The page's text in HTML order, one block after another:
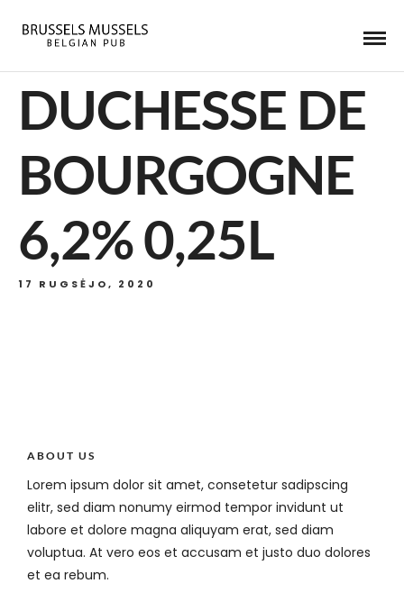
DUCHESSE DE
BOURGOGNE
6,2% 0,25L
17 RUGSĖJO, 2020
ABOUT US
Lorem ipsum dolor sit amet, consetetur sadipscing
elitr, sed diam nonumy eirmod tempor invidunt ut
labore et dolore magna aliquyam erat, sed diam
voluptua. At vero eos et accusam et justo duo dolores
et ea rebum.